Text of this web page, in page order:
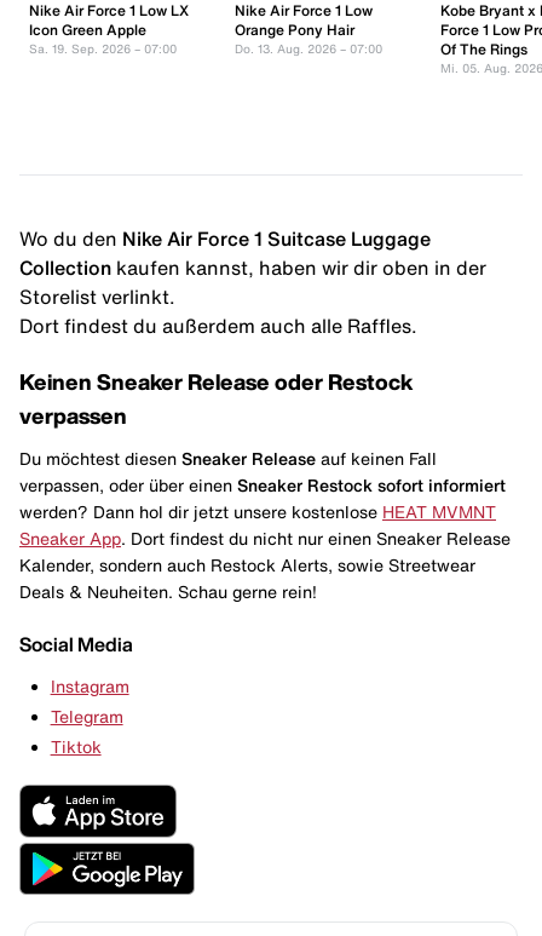
Nike Air Force 1 Low LX
Icon Green Apple
Sa. 19. Sep. 2026 – 07:00
Nike Air Force 1 Low
Orange Pony Hair
Do. 13. Aug. 2026 – 07:00
Kobe Bryant x
Force 1 Low
Of The Rings
Mi. 05. Aug.
Wo du den Nike Air Force 1 Suitcase Luggage
Collection kaufen kannst, haben wir dir oben in der
Storelist verlinkt.
Dort findest du außerdem auch alle Raffles.
Keinen Sneaker Release oder Restock
verpassen
Du möchtest diesen Sneaker Release auf keinen Fall
verpassen, oder über einen Sneaker Restock sofort informiert
werden? Dann hol dir jetzt unsere kostenlose HEAT MVMNT
Sneaker App . Dort findest du nicht nur einen Sneaker Release
Kalender, sondern auch Restock Alerts, sowie Streetwear
Deals & Neuheiten. Schau gerne rein!
Social Media
Instagram
Telegram
Tiktok